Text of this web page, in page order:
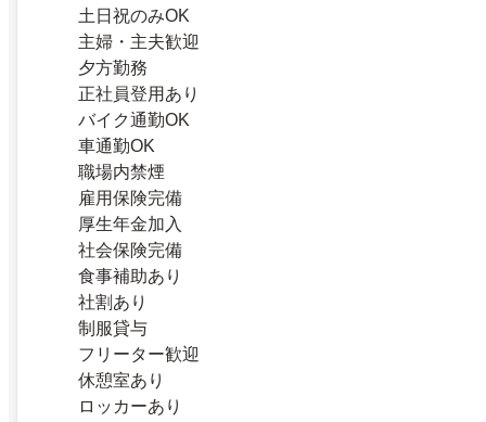
土日祝のみOK
主婦・主夫歓迎
夕方勤務
正社員登用あり
バイク通勤OK
車通勤OK
職場内禁煙
雇用保険完備
厚生年金加入
社会保険完備
食事補助あり
社割あり
制服貸与
フリーター歓迎
休憩室あり
ロッカーあり